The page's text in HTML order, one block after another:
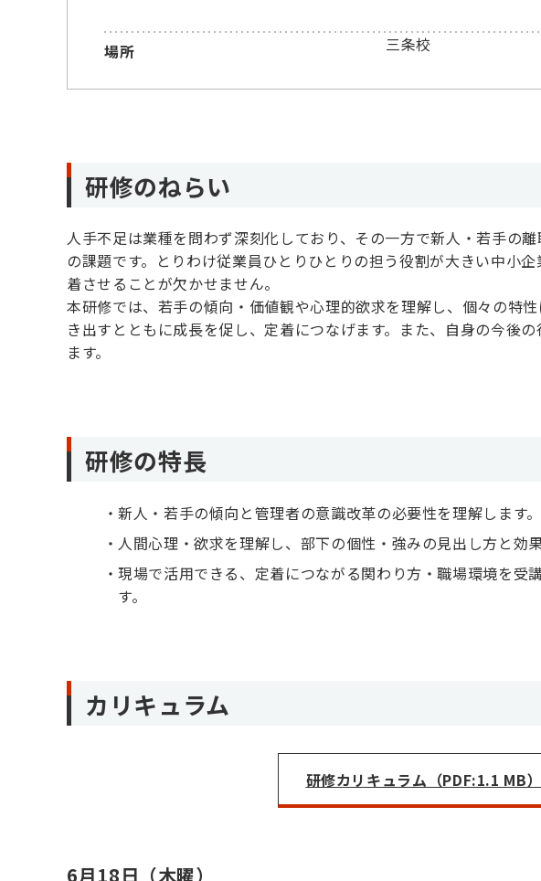
場所 三条校
研修のねらい
人手不足は業種を問わず深刻化しており、その一方で新人・若手の
の課題です。とりわけ従業員ひとりひとりの担う役割が大きい中小
着させることが欠かせません。
本研修では、若手の傾向・価値観や心理的欲求を理解し、個々の特
き出すとともに成長を促し、定着につなげます。また、自身の今後
ます。
研修の特長
新人・若手の傾向と管理者の意識改革の必要性を理解します。
人間心理・欲求を理解し、部下の個性・強みの見出し方と効
現場で活用できる、定着につながる関わり方・職場環境を受
す。
カリキュラム
研修カリキュラム（PDF:1.1 MB）
6月18日（木曜）